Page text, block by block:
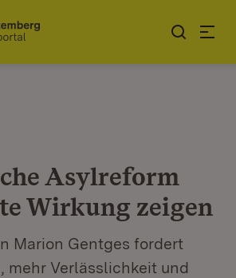
Asylreform
Wirkung zeigen
Marion Gentges fordert
mehr Verlässlichkeit und